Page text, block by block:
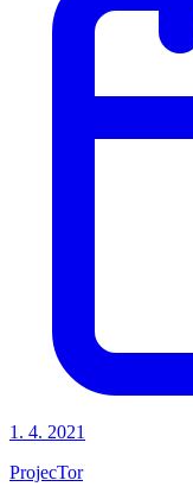
1. 4. 2021
ProjecTor